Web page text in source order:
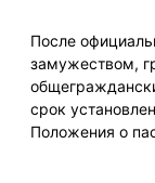
После
замужеством,
срок
Положения о